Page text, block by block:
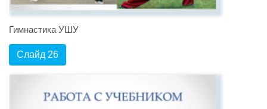
Гимнастика УШУ
Слайд 26